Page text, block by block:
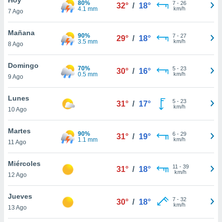
en
más
nuestra
de
cookies
aceptar
7 Ago
80%
4.1 mm
32° / 18° 7- 26
km/h
Mañana
8 Ago
90%
3.5 mm
29° / 18° 7- 27
km/h
Domingo
9 Ago
70%
0.5 mm
30° / 16° 5- 23
km/h
Lunes
10 Ago
31° / 17° 5- 23
km/h
Martes
11 Ago
90%
1.1 mm
31° / 19° 6- 29
km/h
Miércoles
12 Ago
31° / 18° 11 - 39
km/h
Jueves
13 Ago
30° / 18° 7- 32
km/h